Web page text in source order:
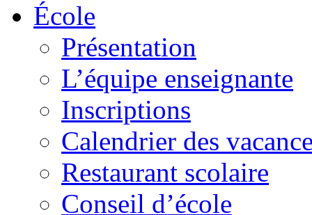
École
Présentation
L’équipe enseignante
Inscriptions
Calendrier des
Restaurant scolaire
Conseil d’école